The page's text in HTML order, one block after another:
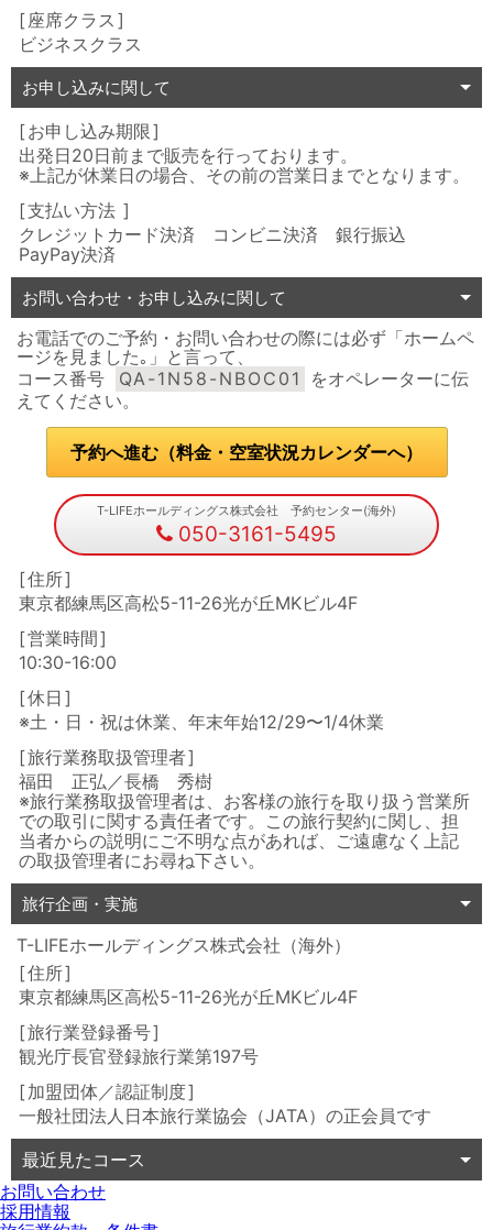
座席クラス
ビジネスクラス
お申し込みに関して
お申し込み期限
出発日20日前まで販売を行っております。
※上記が休業日の場合、その前の営業日までとなります。
支払い方法
クレジットカード決済 コンビニ決済 銀行振込
PayPay決済
お問い合わせ・お申し込みに関して
お電話でのご予約・お問い合わせの際には必ず「ホームペ
ージを見ました｡」と言って、
コース番号
QA-1N58-NBOC01
をオペレーターに伝
えてください。
予約へ進む（料金・空室状況カレンダーへ）
T-LIFEホールディングス株式会社 予約センター(海外)
050-3161-5495
住所
東京都練馬区高松5-11-26光が丘MKビル4F
営業時間
10:30-16:00
休日
※土・日・祝は休業、年末年始12/29〜1/4休業
旅行業務取扱管理者
福田 正弘／長橋 秀樹
※旅行業務取扱管理者は、お客様の旅行を取り扱う営業所
での取引に関する責任者です。この旅行契約に関し、担
当者からの説明にご不明な点があれば、ご遠慮なく上記
の取扱管理者にお尋ね下さい。
旅行企画・実施
T-LIFEホールディングス株式会社（海外）
住所
東京都練馬区高松5-11-26光が丘MKビル4F
旅行業登録番号
観光庁長官登録旅行業第197号
加盟団体／認証制度
一般社団法人日本旅行業協会（JATA）の正会員です
最近見たコース
お問い合わせ
採用情報